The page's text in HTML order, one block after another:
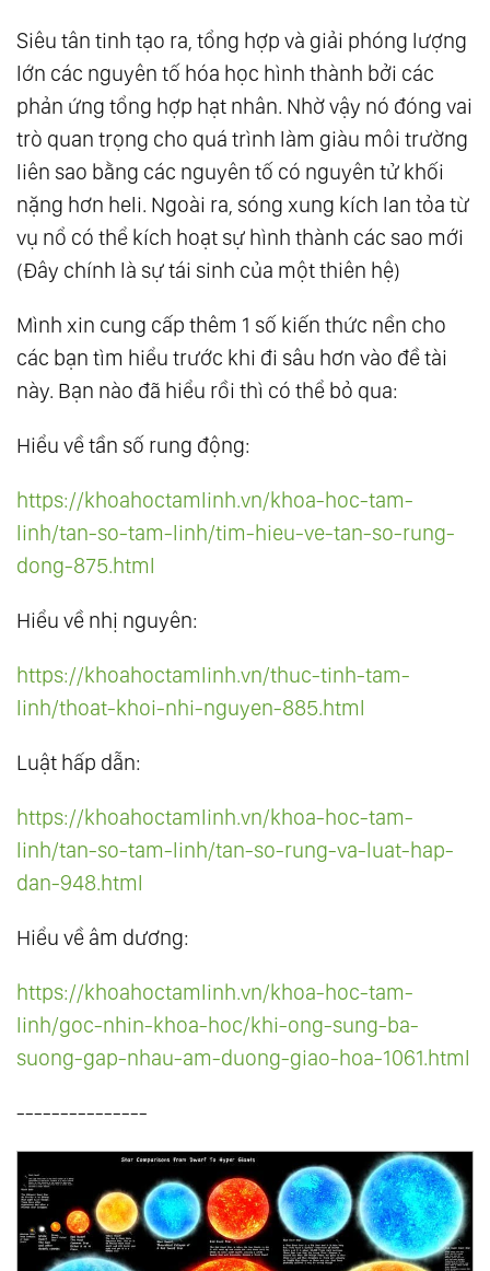
Tối, Cái Lạnh Và Sự Xấu Xa
105. Chia Sẻ Pháp Đạo
106.Không Phân Biệt Là Tình Yêu Thương
Lớn Lao Nhất
107.Khi Tôi Yêu Bản Thân Mình
108.Hạnh Phúc Thật Sự Là Gì?
109.Tất Cả Đều Là Ánh Sáng
110.
Đại Đồng
111.Cái Giá Của Sự Tỉnh Thức
112.Luật Của Một
113.Tất Cả Chúng Ta Đều Là Một
114.Cuộc Sống Cân Bằng: Chìa Khóa Hài Hòa
Từ Tam Nguyên
115.Nhất Nguyên: Cội Nguồn Của Nhị
Nguyên Và Tam Nguyên
116.Đạo - Tính Không: Nền Tảng Vô Hình Của
Vạn Hữu
Tự Do Giữa Những Xiềng Xích Vô Hình
118.Độc Lập - Tự Do - Hạnh Phúc
119.Cách Mạng Nội Tâm - Cuộc Cách Mạng
120.Thế Giới Bên Trong - Thế Giới Bên Ngoài
121.Khổ Đế - Cầu Bất Đắc Khổ
122.Thân - Tâm - Trí: Hành Trình Trở Về Với
Không
Sự Can Đảm
124.Chỉ Hai Dạng Người Có Thể Vào Được
Nước Thiên Đàng
125.Tình Yêu - Là Để Cho Người Khác Được
Đức Hy Sinh Của Ánh Sáng
128.
Thấu Hiểu - Cội Nguồn Của Tình Yêu
Thương
Siêu tân tinh tạo ra, tổng hợp và giải phóng lượng
lớn các nguyên tố hóa học hình thành bởi các
phản ứng tổng hợp hạt nhân. Nhờ vậy nó đóng vai
trò quan trọng cho quá trình làm giàu môi trường
liên sao bằng các nguyên tố có nguyên tử khối
nặng hơn heli. Ngoài ra, sóng xung kích lan tỏa từ
vụ nổ có thể kích hoạt sự hình thành các sao mới
(Đây chính là sự tái sinh của một thiên hệ)
Mình xin cung cấp thêm 1 số kiến thức nền cho
các bạn tìm hiểu trước khi đi sâu hơn vào đề tài
này. Bạn nào đã hiểu rồi thì có thể bỏ qua:
Hiểu về tần số rung động:
https://khoahoctamlinh.vn/khoa-hoc-tam-
linh/tan-so-tam-linh/tim-hieu-ve-tan-so-rung-
dong-875.html
Hiểu về nhị nguyên:
https://khoahoctamlinh.vn/thuc-tinh-tam-
linh/thoat-khoi-nhi-nguyen-885.html
Luật hấp dẫn:
https://khoahoctamlinh.vn/khoa-hoc-tam-
linh/tan-so-tam-linh/tan-so-rung-va-luat-hap-
dan-948.html
Hiểu về âm dương:
https://khoahoctamlinh.vn/khoa-hoc-tam-
linh/goc-nhin-khoa-hoc/khi-ong-sung-ba-
suong-gap-nhau-am-duong-giao-hoa-1061.html
---------------